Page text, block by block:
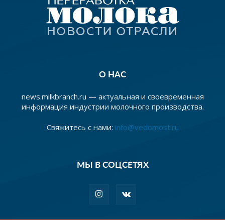
О НАС
news.milkbranch.ru — актуальная и своевременная
информация индустрии молочного производства.
Свяжитесь с нами: info@vedomost.ru
МЫ В СОЦСЕТЯХ